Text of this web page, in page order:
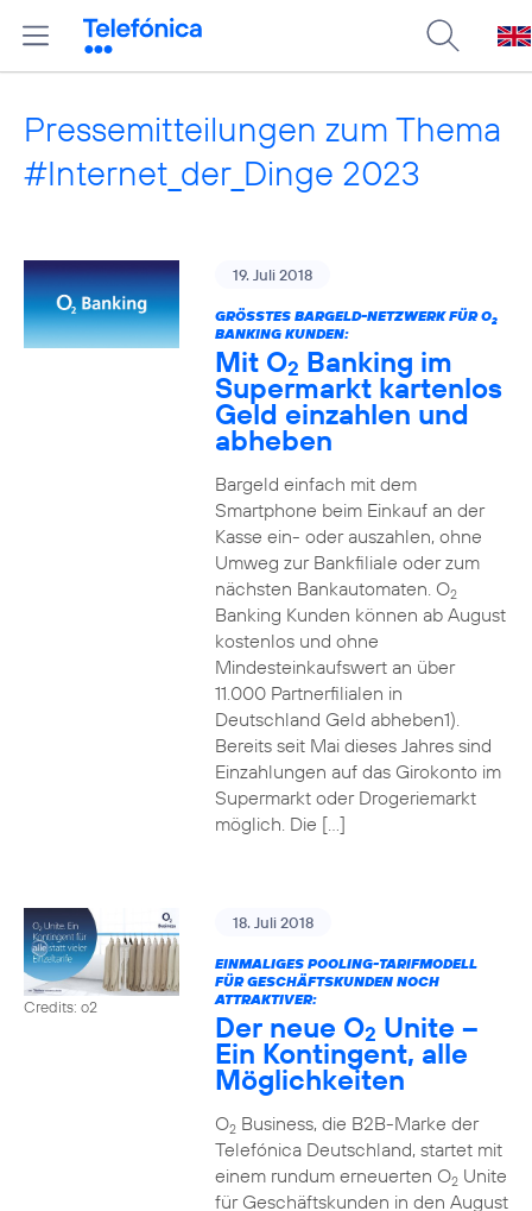
Pressemitteilungen zum Thema
#Internet_der_Dinge 2023
19. Juli 2018
GRÖSSTES BARGELD-NETZWERK FÜR O 2
BANKING KUNDEN:
Mit O2 Banking im
Supermarkt kartenlos
Geld einzahlen und
abheben
Bargeld einfach mit dem
Smartphone beim Einkauf an der
Kasse ein- oder auszahlen, ohne
Umweg zur Bankfiliale oder zum
nächsten Bankautomaten. O2
Banking Kunden können ab August
kostenlos und ohne
Mindesteinkaufswert an über
11.000 Partnerfilialen in
Deutschland Geld abheben1).
Bereits seit Mai dieses Jahres sind
Einzahlungen auf das Girokonto im
Supermarkt oder Drogeriemarkt
möglich. Die […]
Credits: o2
18. Juli 2018
EINMALIGES POOLING-TARIFMODELL
FÜR GESCHÄFTSKUNDEN NOCH
ATTRAKTIVER:
Der neue O2 Unite –
Ein Kontingent, alle
Möglichkeiten
O2Business, die B2B-Marke der
Telefónica Deutschland, startet mit
einem rundum erneuerten O2Unite
für Geschäftskunden in den August